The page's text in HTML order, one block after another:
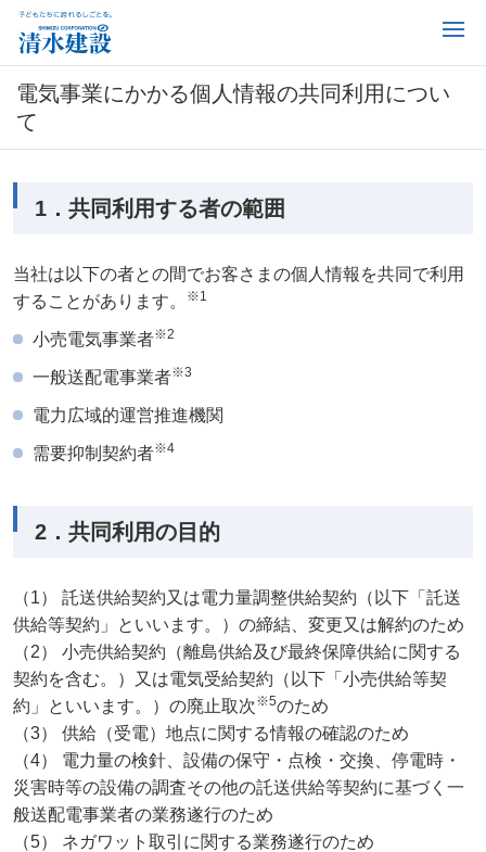
電気事業にかかる個人情報の共同利用につい
て
1．共同利用する者の範囲
当社は以下の者との間でお客さまの個人情報を共同で利用
することがあります。
※1
小売電気事業者※2
一般送配電事業者※3
電力広域的運営推進機関
需要抑制契約者※4
2．共同利用の目的
（1） 託送供給契約又は電力量調整供給契約（以下「託送
供給等契約」といいます。）の締結、変更又は解約のため
（2） 小売供給契約（離島供給及び最終保障供給に関する
契約を含む。）又は電気受給契約（以下「小売供給等契
約」といいます。）の廃止取次※5のため
（3） 供給（受電）地点に関する情報の確認のため
（4） 電力量の検針、設備の保守・点検・交換、停電時・
災害時等の設備の調査その他の託送供給等契約に基づく一
般送配電事業者の業務遂行のため
（5） ネガワット取引に関する業務遂行のため